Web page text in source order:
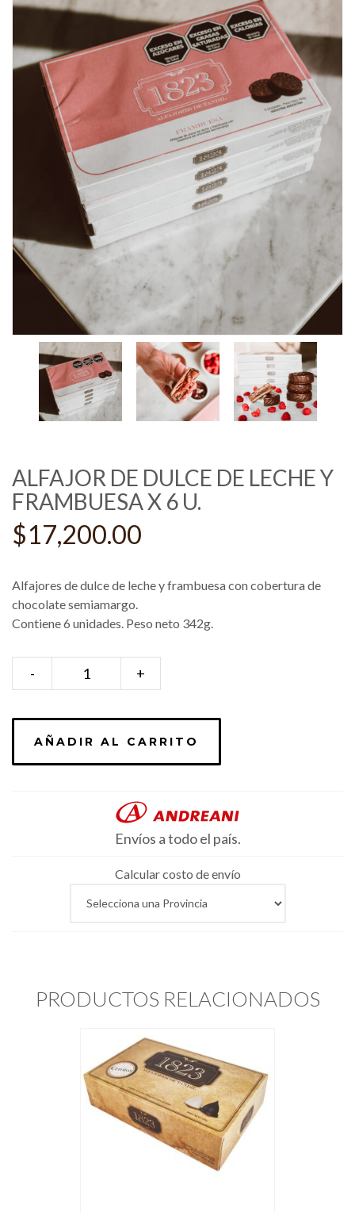
ALFAJOR DE DULCE DE LECHE Y
FRAMBUESA X 6 U.
$17,200.00
Alfajores de dulce de leche y frambuesa con cobertura de
chocolate semiamargo.
Contiene 6 unidades. Peso neto 342g.
- +
AÑADIR AL CARRITO
Envíos a todo el país.
Calcular costo de envío
PRODUCTOS RELACIONADOS